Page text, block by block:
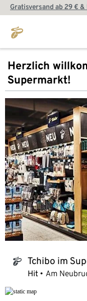
Gratisversand ab 29 €
Herzlich
Supermarkt!
tchibo_logo Tchibo im
Hit Am